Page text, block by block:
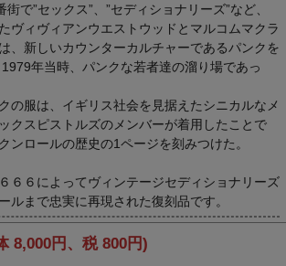
で”セックス”、”セディショナリーズ”など、
ヴィヴィアンウエストウッドとマルコムマクラ
、新しいカウンターカルチャーであるパンクを
年当時、パンクな若者達の溜り場であっ
の服は、イギリス社会を見据えたシニカルなメ
クスピストルズのメンバーが着用したことで
ンロールの歴史の1ページを刻みつけた。
６６によってヴィンテージセディショナリーズ
ルまで忠実に再現された復刻品です。
8,000円、税 800円)